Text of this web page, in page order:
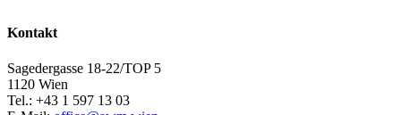
Kontakt
Sagedergasse 18-22/TOP 5
1120 Wien
Tel.: +43 1 597 13 03